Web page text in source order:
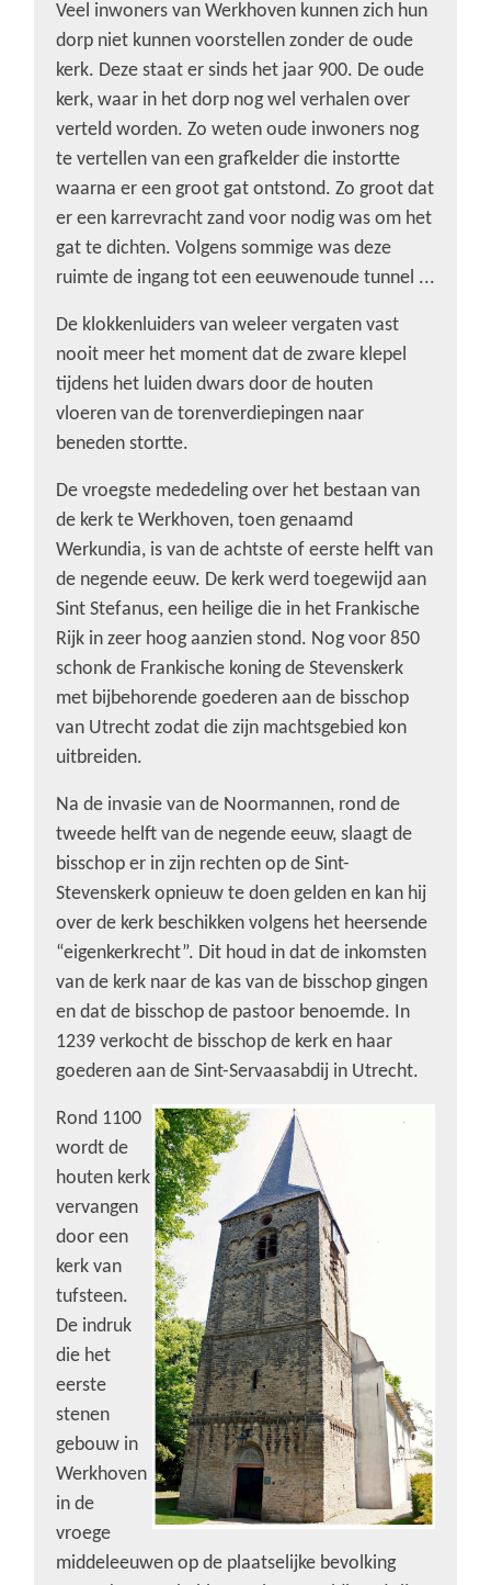
Veel inwoners van Werkhoven kunnen zich hun
dorp niet kunnen voorstellen zonder de oude
kerk. Deze staat er sinds het jaar 900. De oude
kerk, waar in het dorp nog wel verhalen over
verteld worden. Zo weten oude inwoners nog
te vertellen van een grafkelder die instortte
waarna er een groot gat ontstond. Zo groot dat
er een karrevracht zand voor nodig was om het
gat te dichten. Volgens sommige was deze
ruimte de ingang tot een eeuwenoude tunnel ...
De klokkenluiders van weleer vergaten vast
nooit meer het moment dat de zware klepel
tijdens het luiden dwars door de houten
vloeren van de torenverdiepingen naar
beneden stortte.
De vroegste mededeling over het bestaan van
de kerk te Werkhoven, toen genaamd
Werkundia, is van de achtste of eerste helft van
de negende eeuw. De kerk werd toegewijd aan
Sint Stefanus, een heilige die in het Frankische
Rijk in zeer hoog aanzien stond. Nog voor 850
schonk de Frankische koning de Stevenskerk
met bijbehorende goederen aan de bisschop
van Utrecht zodat die zijn machtsgebied kon
uitbreiden.
Na de invasie van de Noormannen, rond de
tweede helft van de negende eeuw, slaagt de
bisschop er in zijn rechten op de Sint-
Stevenskerk opnieuw te doen gelden en kan hij
over de kerk beschikken volgens het heersende
“eigenkerkrecht”. Dit houd in dat de inkomsten
van de kerk naar de kas van de bisschop gingen
en dat de bisschop de pastoor benoemde. In
1239 verkocht de bisschop de kerk en haar
goederen aan de Sint-Servaasabdij in Utrecht.
Rond 1100
wordt de
houten kerk
vervangen
door een
kerk van
tufsteen.
De indruk
die het
eerste
stenen
gebouw in
Werkhoven
in de
vroege
middeleeuwen op de plaatselijke bevolking